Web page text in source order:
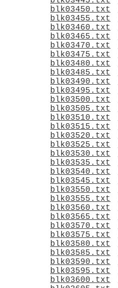
blk03450.txt
blk03455.txt
blk03460.txt
blk03465.txt
blk03470.txt
blk03475.txt
blk03480.txt
blk03485.txt
blk03490.txt
blk03495.txt
blk03500.txt
blk03505.txt
blk03510.txt
blk03515.txt
blk03520.txt
blk03525.txt
blk03530.txt
blk03535.txt
blk03540.txt
blk03545.txt
blk03550.txt
blk03555.txt
blk03560.txt
blk03565.txt
blk03570.txt
blk03575.txt
blk03580.txt
blk03585.txt
blk03590.txt
blk03595.txt
blk03600.txt